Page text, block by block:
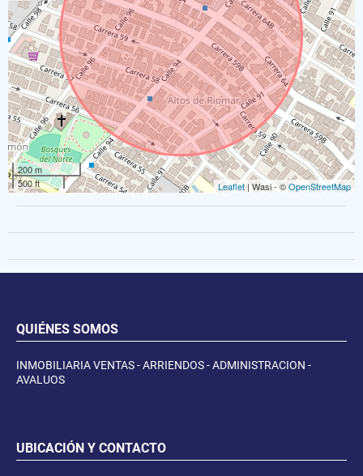
200 m
500 ft
Leaflet | Wasi - ©OpenStreetMap
QUIÉNES SOMOS
INMOBILIARIA VENTAS - ARRIENDOS - ADMINISTRACION -
AVALUOS
UBICACIÓN Y CONTACTO